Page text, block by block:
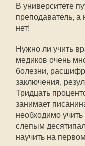
В университете
преподаватель, а
нет!
Нужно ли учить
медиков очень
болезни,
заключения,
Тридцать
занимает
необходимо
слепым
научить на